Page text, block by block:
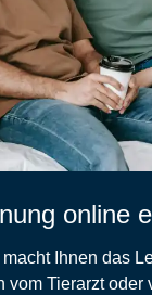
online
Ihnen das
vom Tierarzt oder